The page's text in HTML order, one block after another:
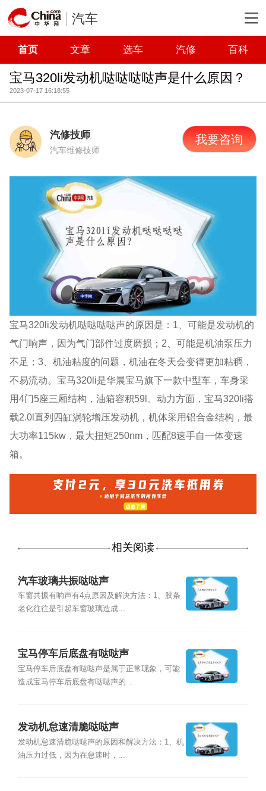
汽车
首页 文章 选车 汽修 百科
宝马320li发动机哒哒哒哒声是什么原因？
2023-07-17 16:18:55
汽修技师
汽车维修技师
我要咨询
宝马320li发动机哒哒哒哒声的原因是：1、可能是发动机的
气门响声，因为气门部件过度磨损；2、可能是机油泵压力
不足；3、机油粘度的问题，机油在冬天会变得更加粘稠，
不易流动。宝马320li是华晨宝马旗下一款中型车，车身采
用4门5座三厢结构，油箱容积59l。动力方面，宝马320li搭
载2.0l直列四缸涡轮增压发动机，机体采用铝合金结构，最
大功率115kw，最大扭矩250nm，匹配8速手自一体变速
箱。
相关阅读
汽车玻璃共振哒哒声
车窗共振有响声有4点原因及解决方法：1、胶条
老化往往是引起车窗玻璃造成...
宝马停车后底盘有哒哒声
宝马停车后底盘有哒哒声是属于正常现象，可能
造成宝马停车后底盘有哒哒声的...
发动机怠速清脆哒哒声
发动机怠速清脆哒哒声的原因和解决方法：1、机
油压力过低，因为在怠速时，...